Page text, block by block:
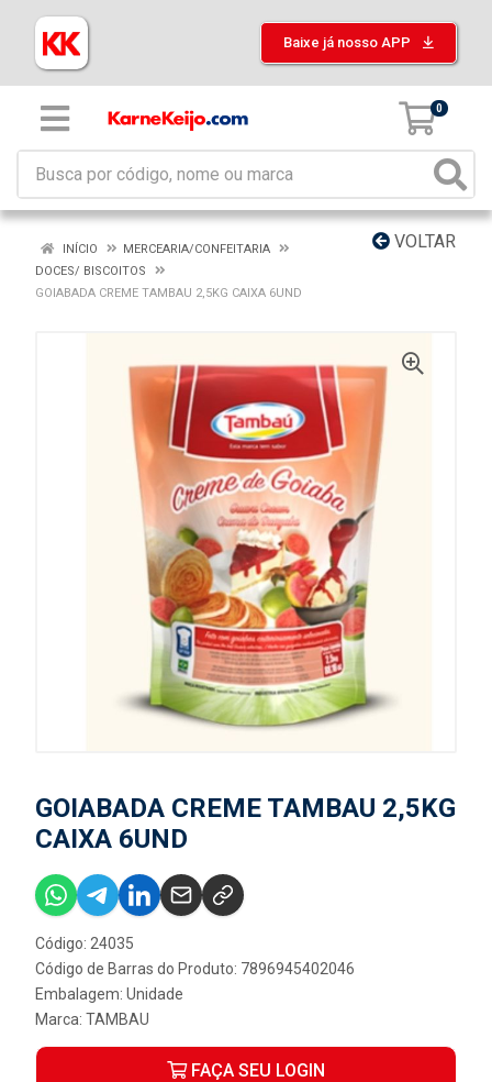
Baixe já nosso APP
0
VOLTAR
INÍCIO
MERCEARIA/CONFEITARIA
DOCES/ BISCOITOS
GOIABADA CREME TAMBAU 2,5KG CAIXA 6UND
GOIABADA CREME TAMBAU 2,5KG
CAIXA 6UND
Código: 24035
Código de Barras do Produto: 7896945402046
Embalagem: Unidade
Marca: TAMBAU
FAÇA SEU LOGIN